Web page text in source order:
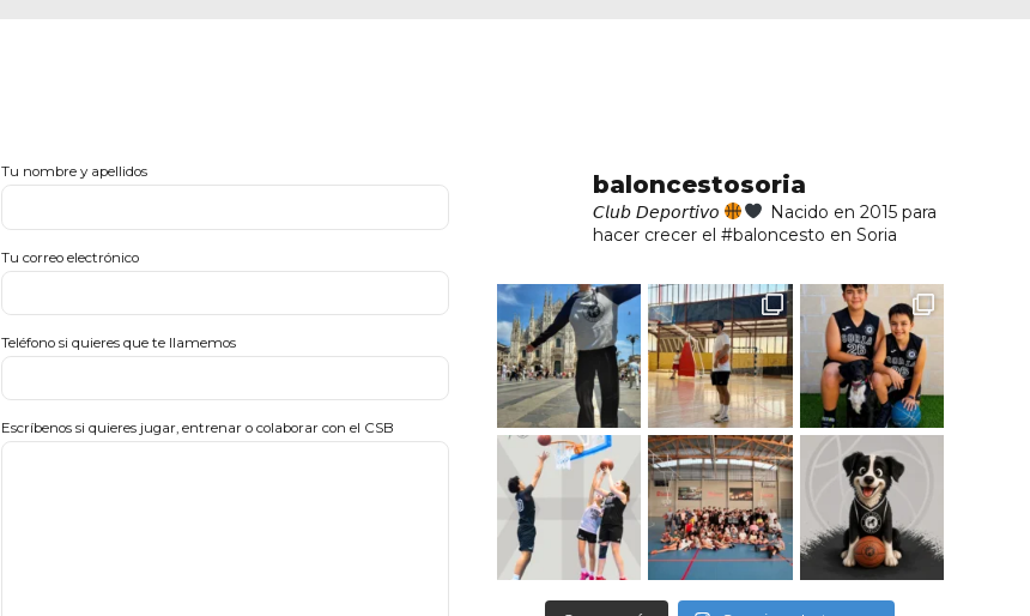
Tu nombre y apellidos
Tu correo electrónico
Teléfono si quieres que te llamemos
Escríbenos si quieres jugar, entrenar o colaborar con el CSB
baloncestosoria
𝘊𝘭𝘶𝘣 𝘋𝘦𝘱𝘰𝘳𝘵𝘪𝘷𝘰
Nacido en 2015 para
hacer crecer el #baloncesto en Soria